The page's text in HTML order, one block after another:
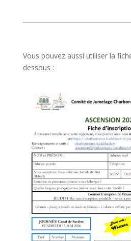
Vous pouvez aussi utiliser la
dessous :